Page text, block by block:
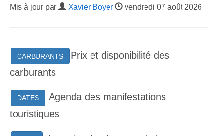
Mis à jour par Xavier Boyer vendredi 07 août 2026
CARBURANTS
Prix et disponibilité des
carburants
DATES
Agenda des manifestations
touristiques